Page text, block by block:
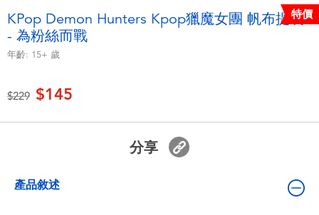
毛毛公仔玩具
夏日
特價
KPop Demon Hunters Kpop獵魔女團 帆布提袋
- 為粉絲而戰
年齡: 15+ 歲
價格從
$229至$145
分享
產品敘述